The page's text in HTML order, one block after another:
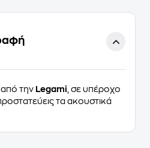
την Legami , σε υπέροχο
τα ακουστικά